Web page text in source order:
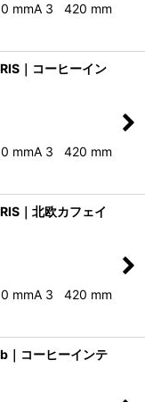
mmA 3 420 mm
｜コーヒーイン
mmA 3 420 mm
｜北欧カフェイ
mmA 3 420 mm
｜コーヒーインテ